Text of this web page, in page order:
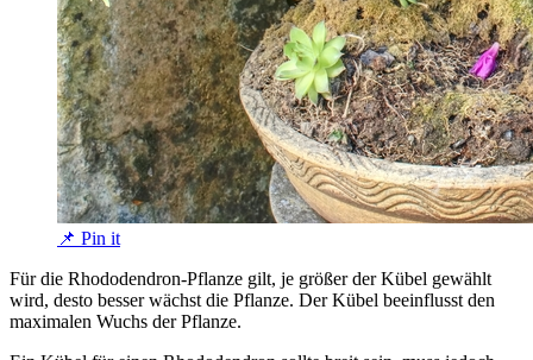
📌 Pin it
Für die Rhododendron-Pflanze gilt, je größer der Kübel gewählt
wird, desto besser wächst die Pflanze. Der Kübel beeinflusst den
maximalen Wuchs der Pflanze.